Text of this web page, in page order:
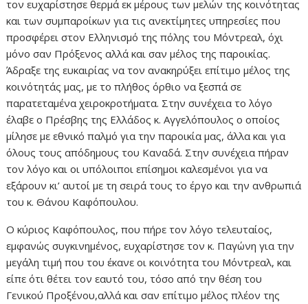
τον ευχαρίστησε θερμά εκ μέρους των μελών της κοινότητας
και των συμπαροίκων για τις ανεκτίμητες υπηρεσίες που
προσφέρει στον Ελληνισμό της πόλης του Μόντρεαλ, όχι
μόνο σαν Πρόξενος αλλά και σαν μέλος της παροικίας.
Άδραξε της ευκαιρίας να τον ανακηρύξει επίτιμο μέλος της
κοινότητάς μας, με το πλήθος όρθιο να ξεσπά σε
παρατεταμένα χειροκροτήματα. Στην συνέχεια το λόγο
έλαβε ο Πρέσβης της Ελλάδος κ. Αγγελόπουλος ο οποίος
μίλησε με εθνικό παλμό για την παροικία μας, άλλα και για
όλους τους απόδημους του Καναδά. Στην συνέχεια πήραν
τον λόγο και οι υπόλοιποι επίσημοι καλεσμένοι για να
εξάρουν κι’ αυτοί με τη σειρά τους το έργο και την ανθρωπιά
του κ. Θάνου Καφόπουλου.
Ο κύριος Καφόπουλος, που πήρε τον λόγο τελευταίος,
εμφανώς συγκινημένος, ευχαρίστησε τον κ. Παγώνη για την
μεγάλη τιμή που του έκανε οι κοινότητα του Μόντρεαλ, και
είπε ότι θέτει τον εαυτό του, τόσο από την θέση του
Γενικού Προξένου,αλλά και σαν επίτιμο μέλος πλέον της